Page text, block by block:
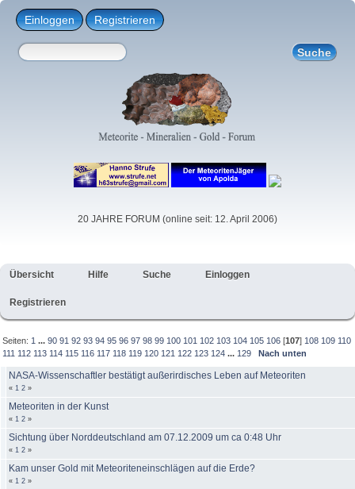
Einloggen Registrieren
20 JAHRE FORUM (online seit: 12. April 2006)
Übersicht Hilfe Suche Einloggen
Registrieren
Seiten: 1 ...90 91 92 93 94 95 96 97 98 99 100 101 102 103 104 105 106 [107] 108 109 110
111 112 113 114 115 116 117 118 119 120 121 122 123 124 ... 129 Nach unten
NASA-Wissenschaftler bestätigt außerirdisches Leben auf Meteoriten
« 1 2 »
Meteoriten in der Kunst
« 1 2 »
Sichtung über Norddeutschland am 07.12.2009 um ca 0:48 Uhr
« 1 2 »
Kam unser Gold mit Meteoriteneinschlägen auf die Erde?
« 1 2 »